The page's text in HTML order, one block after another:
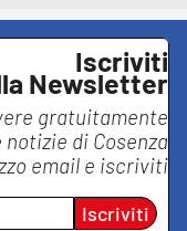
Iscriviti
Newsletter
gratuitamente
notizie di Cosenza
email e iscriviti
Iscriviti